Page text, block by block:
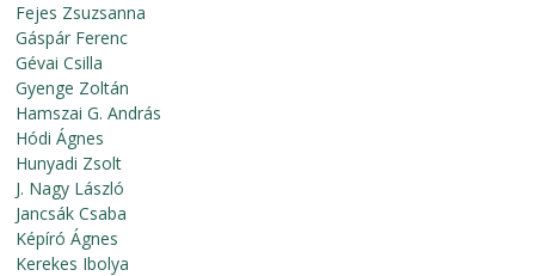
Fejes Zsuzsanna
Gáspár Ferenc
Gévai Csilla
Gyenge Zoltán
Hamszai G. András
Hódi Ágnes
Hunyadi Zsolt
J. Nagy László
Jancsák Csaba
Képíró Ágnes
Kerekes Ibolya